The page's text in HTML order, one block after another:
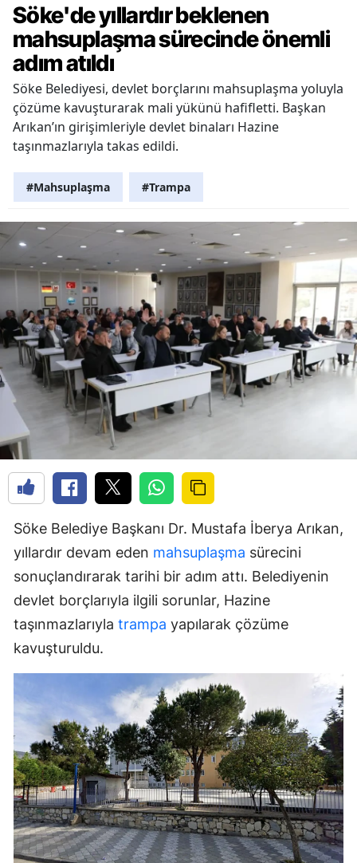
Söke'de yıllardır beklenen
mahsuplaşma sürecinde önemli
adım atıldı
Söke Belediyesi, devlet borçlarını mahsuplaşma yoluyla
çözüme kavuşturarak mali yükünü hafifletti. Başkan
Arıkan’ın girişimleriyle devlet binaları Hazine
taşınmazlarıyla takas edildi.
#Mahsuplaşma #Trampa
Söke Belediye Başkanı Dr. Mustafa İberya Arıkan,
yıllardır devam eden mahsuplaşma sürecini
sonuçlandırarak tarihi bir adım attı. Belediyenin
devlet borçlarıyla ilgili sorunlar, Hazine
taşınmazlarıyla trampa yapılarak çözüme
kavuşturuldu.